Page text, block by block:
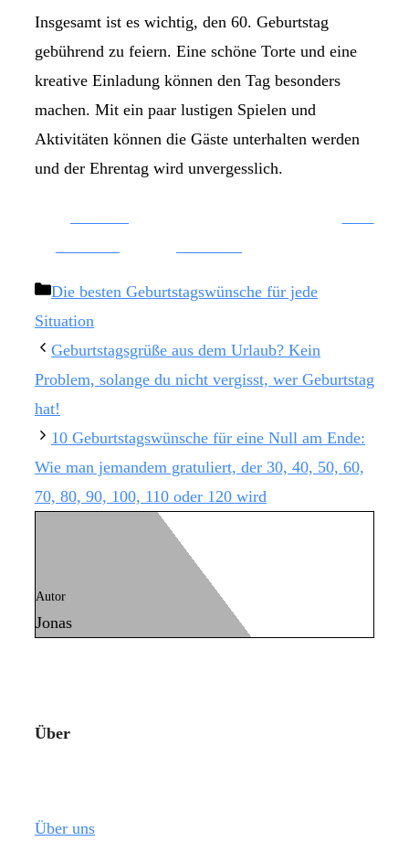
Insgesamt ist es wichtig, den 60. Geburtstag
gebührend zu feiern. Eine schöne Torte und eine
kreative Einladung können den Tag besonders
machen. Mit ein paar lustigen Spielen und
Aktivitäten können die Gäste unterhalten werden
und der Ehrentag wird unvergesslich.
Kategorien
Die besten Geburtstagswünsche für jede
Situation
Geburtstagsgrüße aus dem Urlaub? Kein
Problem, solange du nicht vergisst, wer Geburtstag
hat!
10 Geburtstagswünsche für eine Null am Ende:
Wie man jemandem gratuliert, der 30, 40, 50, 60,
70, 80, 90, 100, 110 oder 120 wird
Autor
Jonas
Über
Über uns